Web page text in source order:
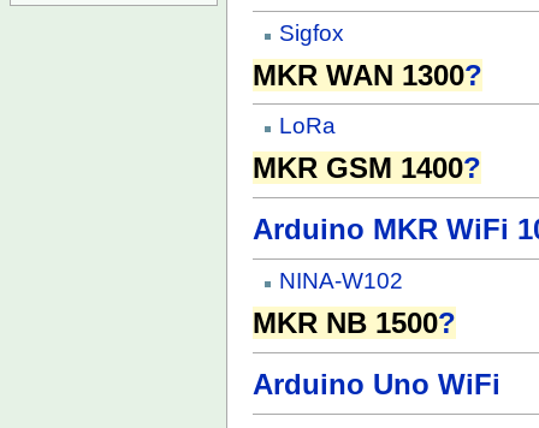
Sigfox
MKR WAN 1300?
LoRa
MKR GSM 1400?
Arduino MKR WiFi
NINA-W102
MKR NB 1500?
Arduino Uno WiFi